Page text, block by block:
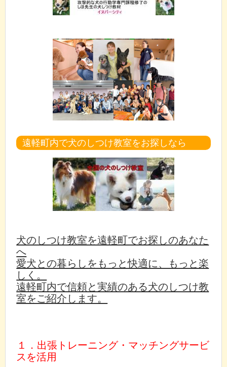
遠軽町内で犬のしつけ教室をお探しなら
犬のしつけ教室を遠軽町でお探しのあなた
へ
愛犬との暮らしをもっと快適に、もっと楽
しく。
遠軽町内で信頼と実績のある犬のしつけ教
室をご紹介します。
１．出張トレーニング・マッチングサービ
スを活用